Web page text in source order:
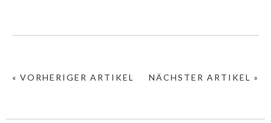
NÄCHSTER ARTIKEL »
« VORHERIGER ARTIKEL